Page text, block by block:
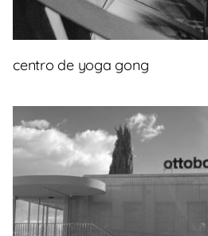
centro de yoga gong